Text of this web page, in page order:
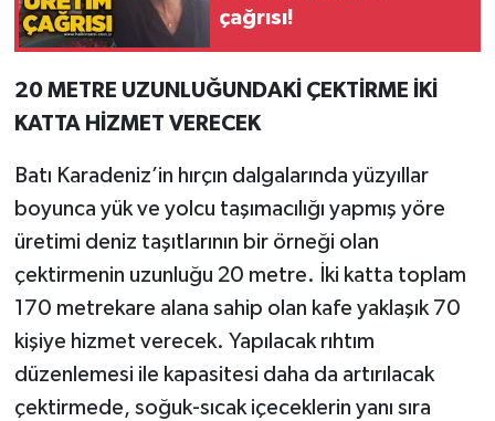
çağrısı!
20 METRE UZUNLUĞUNDAKİ ÇEKTİRME İKİ
KATTA HİZMET VERECEK
Batı Karadeniz’in hırçın dalgalarında yüzyıllar
boyunca yük ve yolcu taşımacılığı yapmış yöre
üretimi deniz taşıtlarının bir örneği olan
çektirmenin uzunluğu 20 metre. İki katta toplam
170 metrekare alana sahip olan kafe yaklaşık 70
kişiye hizmet verecek. Yapılacak rıhtım
düzenlemesi ile kapasitesi daha da artırılacak
çektirmede, soğuk-sıcak içeceklerin yanı sıra
SİYASET
Ulusal
Yaşam